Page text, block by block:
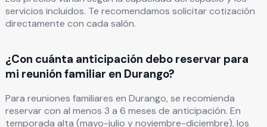
servicios incluidos. Te recomendamos solicitar cotización
directamente con cada salón.
¿Con cuánta anticipación debo reservar para
mi reunión familiar en Durango?
Para reuniones familiares en Durango, se recomienda
reservar con al menos 3 a 6 meses de anticipación. En
temporada alta (mayo-julio y noviembre-diciembre), los